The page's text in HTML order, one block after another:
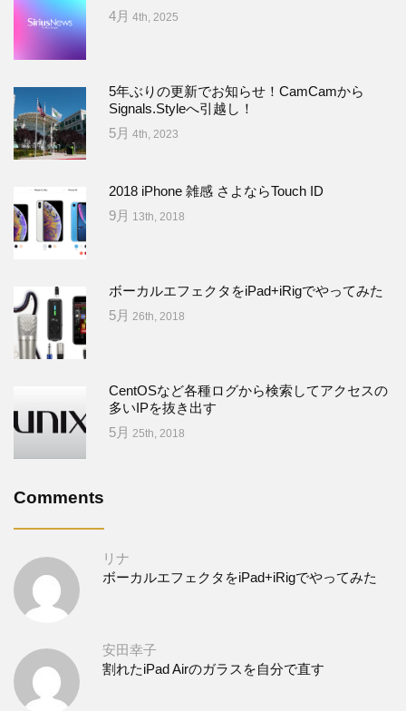
4月 4th, 2025
5年ぶりの更新でお知らせ！CamCamから
Signals.Styleへ引越し！
5月 4th, 2023
2018 iPhone 雑感 さよならTouch ID
9月 13th, 2018
ボーカルエフェクタをiPad+iRigでやってみた
5月 26th, 2018
CentOSなど各種ログから検索してアクセスの
多いIPを抜き出す
5月 25th, 2018
Comments
リナ
ボーカルエフェクタをiPad+iRigでやってみた
安田幸子
割れたiPad Airのガラスを自分で直す